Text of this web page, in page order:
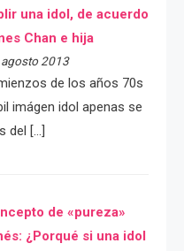
una idol, de acuerdo
Chan e hija
agosto 2013
de los años 70s
imágen idol apenas se
del […]
de «pureza»
¿Porqué si una idol